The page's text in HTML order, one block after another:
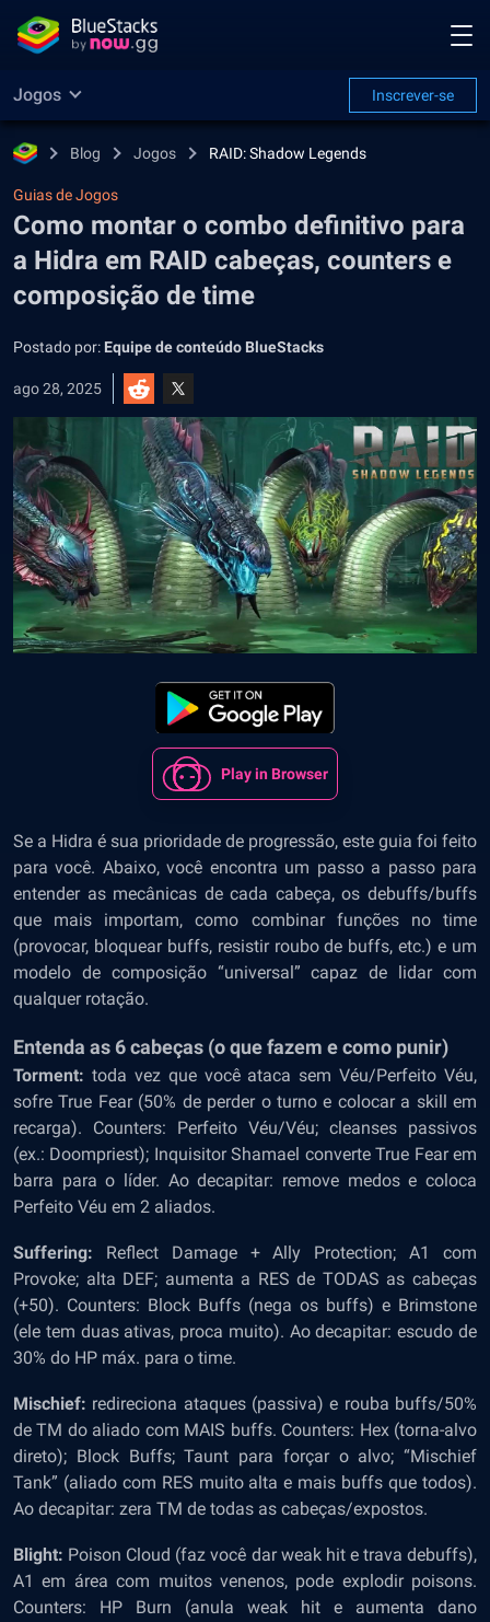
Jogos Inscrever-se
Blog Jogos RAID: Shadow Legends
Guias de Jogos
Como montar o combo definitivo para
a Hidra em RAID cabeças, counters e
composição de time
Postado por: Equipe de conteúdo BlueStacks
ago 28, 2025
Play in Browser
Se a Hidra é sua prioridade de progressão, este guia foi feito
para você. Abaixo, você encontra um passo a passo para
entender as mecânicas de cada cabeça, os debuffs/buffs
que mais importam, como combinar funções no time
(provocar, bloquear buffs, resistir roubo de buffs, etc.) e um
modelo de composição “universal” capaz de lidar com
qualquer rotação.
Entenda as 6 cabeças (o que fazem e como punir)
Torment: toda vez que você ataca sem Véu/Perfeito Véu,
sofre True Fear (50% de perder o turno e colocar a skill em
recarga). Counters: Perfeito Véu/Véu; cleanses passivos
(ex.: Doompriest); Inquisitor Shamael converte True Fear em
barra para o líder. Ao decapitar: remove medos e coloca
Perfeito Véu em 2 aliados.
Suffering: Reflect Damage + Ally Protection; A1 com
Provoke; alta DEF; aumenta a RES de TODAS as cabeças
(+50). Counters: Block Buffs (nega os buffs) e Brimstone
(ele tem duas ativas, proca muito). Ao decapitar: escudo de
30% do HP máx. para o time.
Mischief: redireciona ataques (passiva) e rouba buffs/50%
de TM do aliado com MAIS buffs. Counters: Hex (torna-alvo
direto); Block Buffs; Taunt para forçar o alvo; “Mischief
Tank” (aliado com RES muito alta e mais buffs que todos).
Ao decapitar: zera TM de todas as cabeças/expostos.
Blight: Poison Cloud (faz você dar weak hit e trava debuffs),
A1 em área com muitos venenos, pode explodir poisons.
Counters: HP Burn (anula weak hit e aumenta dano